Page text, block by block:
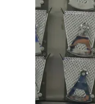
উদ্ধৃতি
অনুরোধ
SITEMAP